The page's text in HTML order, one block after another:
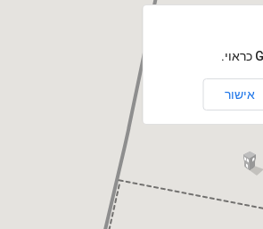
אישור